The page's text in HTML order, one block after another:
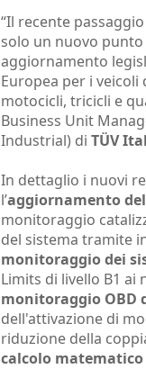
“Il recente
solo un nuovo
aggiornamento
Europea per i
motocicli, tricicli e
Business Unit
Industrial) di TÜV
In dettaglio i nuovi
l’aggiornamento
monitoraggio
del sistema tramite
monitoraggio dei
Limits di livello B1 ai
monitoraggio OBD
dell'attivazione di
riduzione della
calcolo